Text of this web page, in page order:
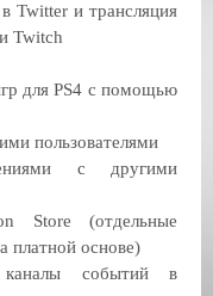
Twitter и трансляция
Twitch
для PS4 с помощью
пользователями
с другими
Store (отдельные
платной основе)
событий в